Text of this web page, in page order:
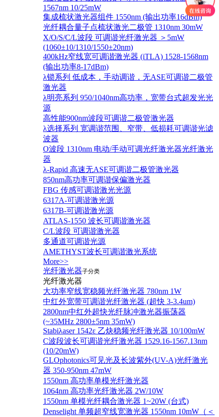
1567nm 10/25mW
集成梳状激光器组件 1550nm (输出功率16dBm)
光纤耦合量子点梳状激光二极管 1310nm 30mW
X/O/S/C/L波段 可调谐光纤激光器 ＞5mW
(1060±10/1310/1550±20nm)
400kHz窄线宽可调谐激光器 (iTLA) 1528-1568nm
(输出功率8-17dBm)
λ锁系列 低成本，手动调谐，无ASE可调谐二极管
激光器
λ明亮系列 950/1040nm高功率，宽带台式超发光光
源
高性能900nm波段可调谐二极管激光器
λ选择系列 宽调谐范围、窄带、低损耗可调谐光滤
波器
O波段 1310nm 电动/手动可调光纤激光器光纤激光
器
λ-Rapid 高速无ASE可调谐二极管激光器
850nm高功率可调谐保偏激光器
FBG 传感可调谐激光光源
6317A-可调谐激光源
6317B-可调谐激光源
ATLAS-1550 波长可调谐激光器
C/L波段 可调谐激光器
多通道可调谐光源
AMETHYST波长可调谐激光系统
More>>
光纤激光器子分类
光纤激光器
大功率窄线宽稳频光纤激光器 780nm 1W
中红外宽带可调谐光纤激光器 (超快 3-3.4um)
2800nm中红外超快光纤脉冲激光器振荡器
(~35MHz 2800±5nm 35mW)
Stabiλaser 1542ε 乙炔稳频光纤激光器 10/100mW
C波段波长可调谐光纤激光器 1529.16-1567.13nm
(10/20mW)
GLOphotonics可见光及长波紫外(UV-A)光纤激光
器 350-950nm 47mW
1550nm 高功率单模光纤激光器
1064nm 高功率光纤激光器 2W/10W
1550nm 单模光纤耦合激光器 1~20W (台式)
Denselight 单频超窄线宽激光器 1550nm 10mW（＜